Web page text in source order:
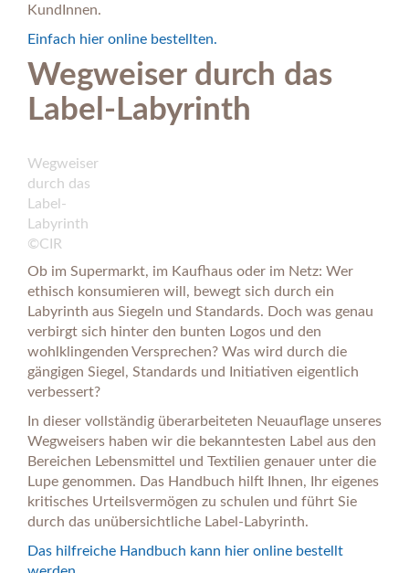
KundInnen.
Einfach hier online bestellten.
Wegweiser durch das
Label-Labyrinth
Wegweiser
durch das
Label-
Labyrinth
©CIR
Ob im Supermarkt, im Kaufhaus oder im Netz: Wer
ethisch konsumieren will, bewegt sich durch ein
Labyrinth aus Siegeln und Standards. Doch was genau
verbirgt sich hinter den bunten Logos und den
wohlklingenden Versprechen? Was wird durch die
gängigen Siegel, Standards und Initiativen eigentlich
verbessert?
In dieser vollständig überarbeiteten Neuauflage unseres
Wegweisers haben wir die bekanntesten Label aus den
Bereichen Lebensmittel und Textilien genauer unter die
Lupe genommen. Das Handbuch hilft Ihnen, Ihr eigenes
kritisches Urteilsvermögen zu schulen und führt Sie
durch das unübersichtliche Label-Labyrinth.
Das hilfreiche Handbuch kann hier online bestellt